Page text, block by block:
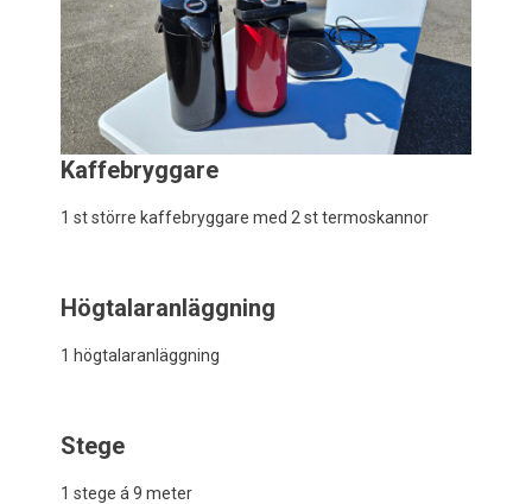
Kaffebryggare
1 st större kaffebryggare med 2 st termoskannor
Högtalaranläggning
1 högtalaranläggning
Stege
1 stege á 9 meter